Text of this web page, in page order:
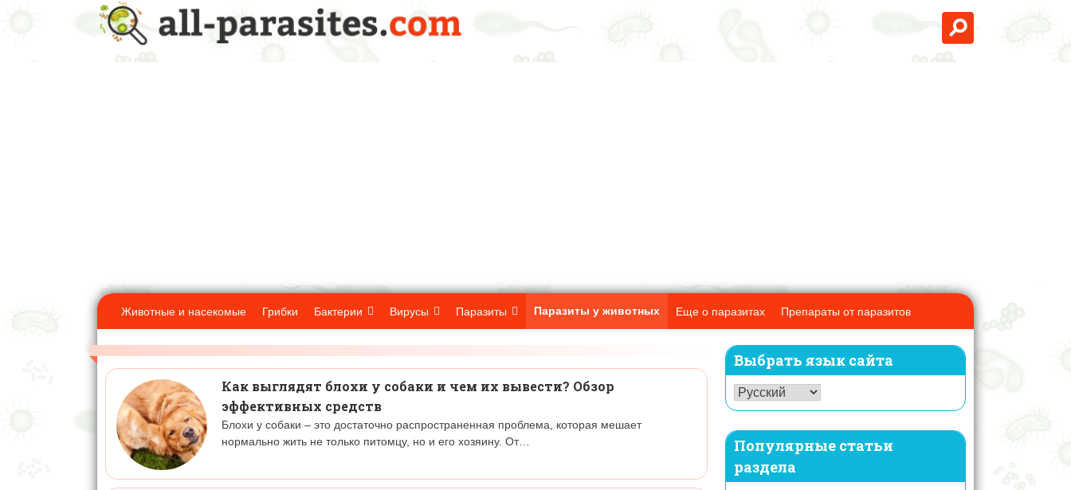
Животные и насекомые Грибки Бактерии Вирусы Паразиты Паразиты у животных Еще о паразитах Препараты от паразитов
Как выглядят блохи у собаки и чем их вывести? Обзор
эффективных средств
Блохи у собаки – это достаточно распространенная проблема, которая мешает
нормально жить не только питомцу, но и его хозяину. От…
Выбрать язык сайта
Популярные статьи
раздела